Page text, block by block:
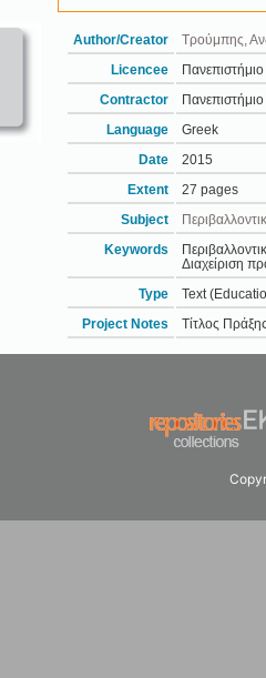
Author/Creator Τρούμπης,
Licencee Πανεπιστήμιο
Contractor Πανεπιστήμιο
Language Greek
Date 2015
Extent 27 pages
Subject
Keywords
Διαχείριση
Type Text
Project Notes Τίτλος